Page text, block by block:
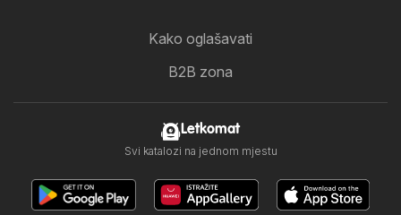
Kako oglašavati
B2B zona
Letkomat
Svi katalozi na jednom mjestu